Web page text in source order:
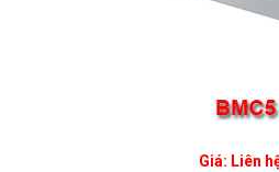
Giá: Liên